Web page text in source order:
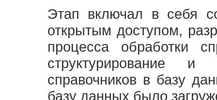
Этап включал в себя
открытым доступом,
процесса обработки
структурирование и
справочников в базу
базу данных было